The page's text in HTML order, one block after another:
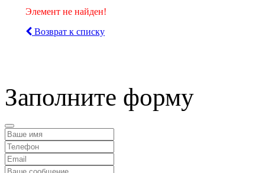
Элемент не найден!
Возврат к списку
Заполните форму